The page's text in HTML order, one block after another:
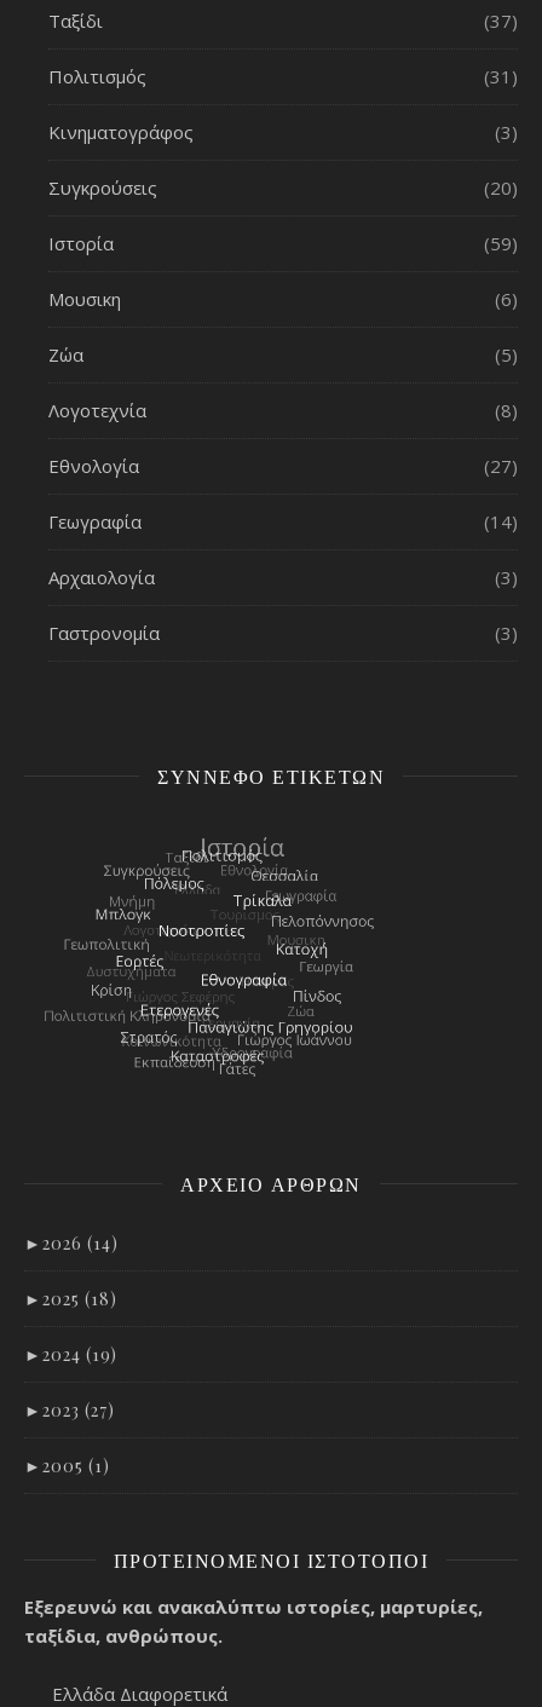
Ταξίδι (37)
Πολιτισμός (31)
Κινηματογράφος (3)
Συγκρούσεις (20)
Ιστορία (59)
Μουσικη (6)
Ζώα (5)
Λογοτεχνία (8)
Εθνολογία (27)
Γεωγραφία (14)
Αρχαιολογία (3)
Γαστρονομία (3)
ΣΎΝΝΕΦΟ ΕΤΙΚΕΤΏΝ
ΑΡΧΕΊΟ ΑΡΘΡΩΝ
► 2026 (14)
► 2025 (18)
► 2024 (19)
► 2023 (27)
► 2005 (1)
ΠΡΟΤΕΙΝΌΜΕΝΟΙ ΙΣΤΌΤΟΠΟΙ
Εξερευνώ και ανακαλύπτω ιστορίες, μαρτυρίες,
ταξίδια, ανθρώπους.
Ελλάδα Διαφορετικά